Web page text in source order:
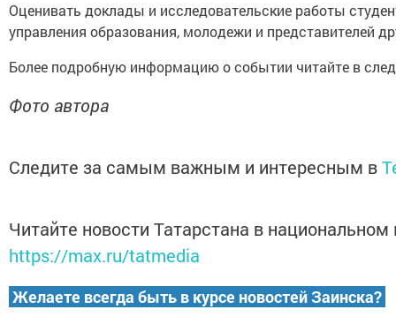
Оценивать доклады и исследовательские работы
управления образования, молодежи и представителей
Более подробную информацию о событии читайте в
Фото автора
Следите за самым важным и интересным в
Читайте новости Татарстана в
https://max.ru/tatmedia
Желаете всегда быть в курсе новостей Заинска?